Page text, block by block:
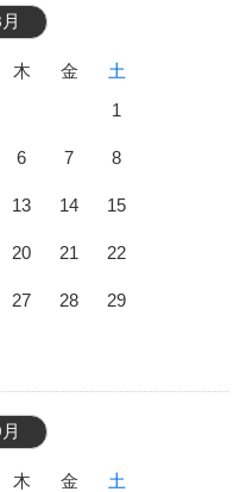
木 金
土
1
6 7 8
13 14 15
20 21 22
27 28 29
木 金
土